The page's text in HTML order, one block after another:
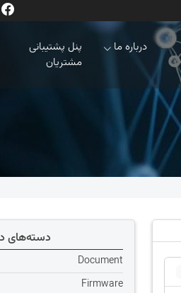
درباره ما
پنل پشتیبانی
مشتریان
دسته‌های
Document
Firmware